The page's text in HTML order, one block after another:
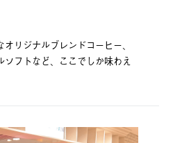
リジナルブレンドコーヒー、
フトなど、ここでしか味わえ